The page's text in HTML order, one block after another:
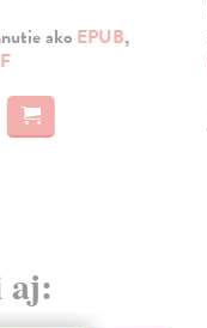
ako EPUB,
aj: